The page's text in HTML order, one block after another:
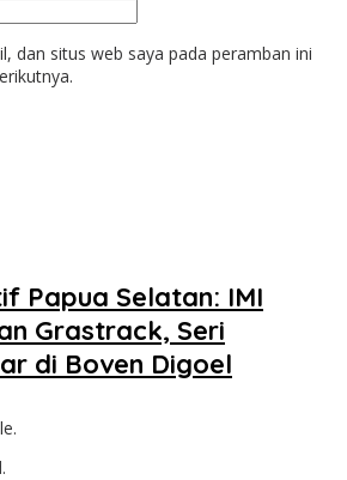
dan situs web saya pada peramban ini
Papua Selatan: IMI
Grastrack, Seri
di Boven Digoel